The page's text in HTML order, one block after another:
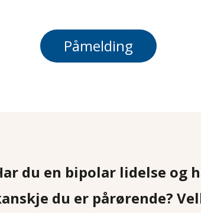
Påmelding
du en bipolar lidelse og
du er pårørende?